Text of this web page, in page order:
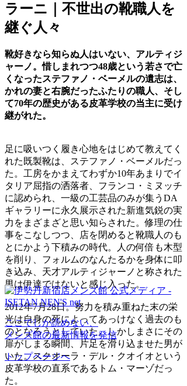
ラーニ｜不世出の靴職人を
継ぐ人々
靴好きなら知らぬ人はいない、アルティジ
ャーノ。惜しまれつつ48歳という若さで亡
くなったステファノ・ベーメルの遺志は、
かれの妻と右腕だったふたりの職人、そし
て70年の歴史がある皮革学校の当主に受け
継がれた。
足に吸いつく履き心地をはじめて教えてく
れた既製靴は、ステファノ・ベーメルだっ
た。工房をかまえてわずか10年あまりでイ
タリア屈指の洒落者、フランコ・ミヌッチ
に認められ、一級の工芸品のみが集うDA
ギャラリーに永久展示された新進気鋭の実
力をまざまざと思い知らされた。修理の仕
事をこなしつつ、店を閉めると靴職人のも
とにかよう下積みの時代。人の何倍も木型
を削り、フォルムのなんたるかを身体に叩
き込み、天才アルティジャーノと称された
男は伊達ではないと感じ入った。
2012年7月28日。努力を積み重ねた末の栄
光は自身の死によってあっけなく過去のも
のとなろうとしていた。しかしまさにその
扉がしまる瞬間、片足を滑り込ませた男が
いた。スクオーラ・デル・クオイオという
皮革学校の直系であるトム・マーゾだっ
た。
ここでしか読めない、
メンズ館の最新情報を発信
トップページへ